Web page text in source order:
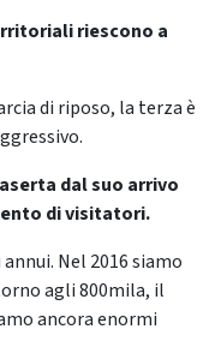
riescono a
di riposo, la terza è
dal suo arrivo
di visitatori.
Nel 2016 siamo
agli 800mila, il
ancora enormi